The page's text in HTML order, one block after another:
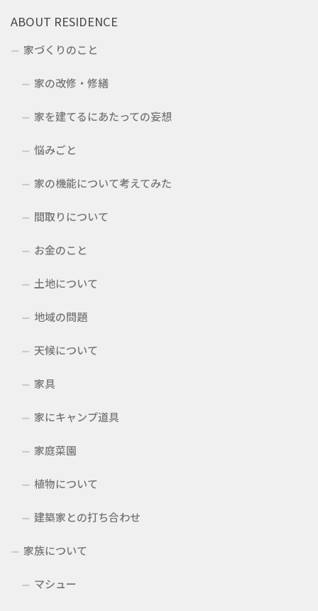
ABOUT RESIDENCE
家づくりのこと
家の改修・修繕
家を建てるにあたっての妄想
悩みごと
家の機能について考えてみた
間取りについて
お金のこと
土地について
地域の問題
天候について
家具
家にキャンプ道具
家庭菜園
植物について
建築家との打ち合わせ
家族について
マシュー